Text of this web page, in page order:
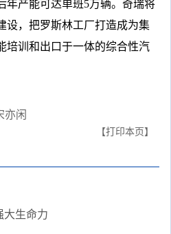
年产能可达单班5万辆。奇瑞将
设，把罗斯林工厂打造成为集
培训和出口于一体的综合性汽
亦闲
【打印本页】
大生命力